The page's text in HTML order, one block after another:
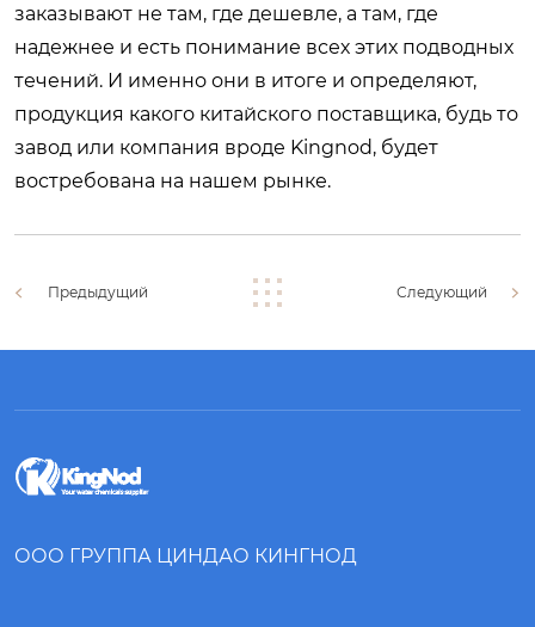
заказывают не там, где дешевле, а там, где
надежнее и есть понимание всех этих подводных
течений. И именно они в итоге и определяют,
продукция какого китайского поставщика, будь то
завод или компания вроде Kingnod, будет
востребована на нашем рынке.
Предыдущий Следующий
ООО ГРУППА ЦИНДАО КИНГНОД